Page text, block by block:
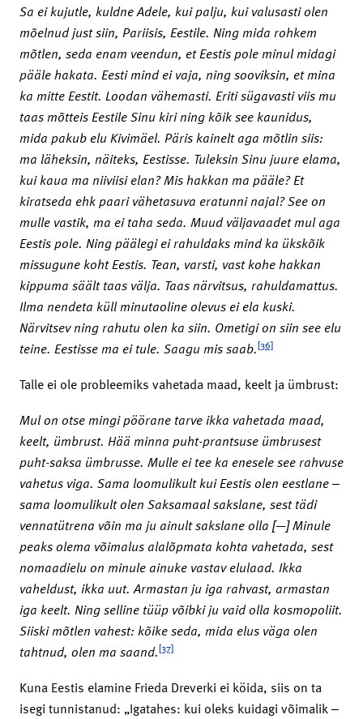
Sa ei kujutle, kuldne Adele, kui palju, kui valusasti olen
mõelnud just siin, Pariisis, Eestile. Ning mida rohkem
mõtlen, seda enam veendun, et Eestis pole minul midagi
pääle hakata. Eesti mind ei vaja, ning sooviksin, et mina
ka mitte Eestit. Loodan vähemasti. Eriti sügavasti viis mu
taas mõtteis Eestile Sinu kiri ning kõik see kaunidus,
mida pakub elu Kivimäel. Päris kainelt aga mõtlin siis:
ma läheksin, näiteks, Eestisse. Tuleksin Sinu juure elama,
kui kaua ma niiviisi elan? Mis hakkan ma pääle? Et
kiratseda ehk paari vähetasuva eratunni najal? See on
mulle vastik, ma ei taha seda. Muud väljavaadet mul aga
Eestis pole. Ning päälegi ei rahuldaks mind ka ükskõik
missugune koht Eestis. Tean, varsti, vast kohe hakkan
kippuma säält taas välja. Taas närvitsus, rahuldamattus.
Ilma nendeta küll minutaoline olevus ei ela kuski.
Närvitsev ning rahutu olen ka siin. Ometigi on siin see elu
teine. Eestisse ma ei tule. Saagu mis saab.[36]
Talle ei ole probleemiks vahetada maad, keelt ja ümbrust:
Mul on otse mingi pöörane tarve ikka vahetada maad,
keelt, ümbrust. Hää minna puht-prantsuse ümbrusest
puht-saksa ümbrusse. Mulle ei tee ka enesele see rahvuse
vahetus viga. Sama loomulikult kui Eestis olen eestlane ‒
sama loomulikult olen Saksamaal sakslane, sest tädi
vennatütrena võin ma ju ainult sakslane olla [—] Minule
peaks olema võimalus alalõpmata kohta vahetada, sest
nomaadielu on minule ainuke vastav elulaad. Ikka
vaheldust, ikka uut. Armastan ju iga rahvast, armastan
iga keelt. Ning selline tüüp võibki ju vaid olla kosmopoliit.
Siiski mõtlen vahest: kõike seda, mida elus väga olen
tahtnud, olen ma saand.[37]
Kuna Eestis elamine Frieda Dreverki ei köida, siis on ta
isegi tunnistanud: „Igatahes: kui oleks kuidagi võimalik ‒